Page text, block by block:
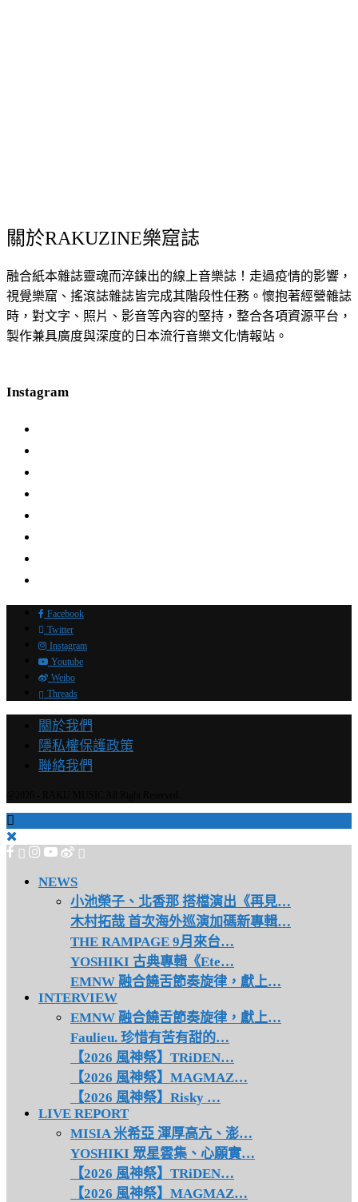
關於RAKUZINE樂窟誌
融合紙本雜誌靈魂而淬鍊出的線上音樂誌！走過疫情的影響，
視覺樂窟、搖滾誌雜誌皆完成其階段性任務。懷抱著經營雜誌
時，對文字、照片、影音等內容的堅持，整合各項資源平台，
製作兼具廣度與深度的日本流行音樂文化情報站。
Instagram
Facebook
Twitter
Instagram
Youtube
Weibo
Threads
關於我們
隱私權保護政策
聯絡我們
NEWS
小池榮子、北香那 搭檔演出《再見…
木村拓哉 首次海外巡演加碼新專輯…
THE RAMPAGE 9月來台…
YOSHIKI 古典專輯《Ete…
EMNW 融合饒舌節奏旋律，獻上…
INTERVIEW
EMNW 融合饒舌節奏旋律，獻上…
Faulieu. 珍惜有苦有甜的…
【2026 風神祭】TRiDEN…
【2026 風神祭】MAGMAZ…
【2026 風神祭】Risky …
LIVE REPORT
MISIA 米希亞 渾厚高亢、澎…
YOSHIKI 眾星雲集、心願實…
【2026 風神祭】TRiDEN…
【2026 風神祭】MAGMAZ…